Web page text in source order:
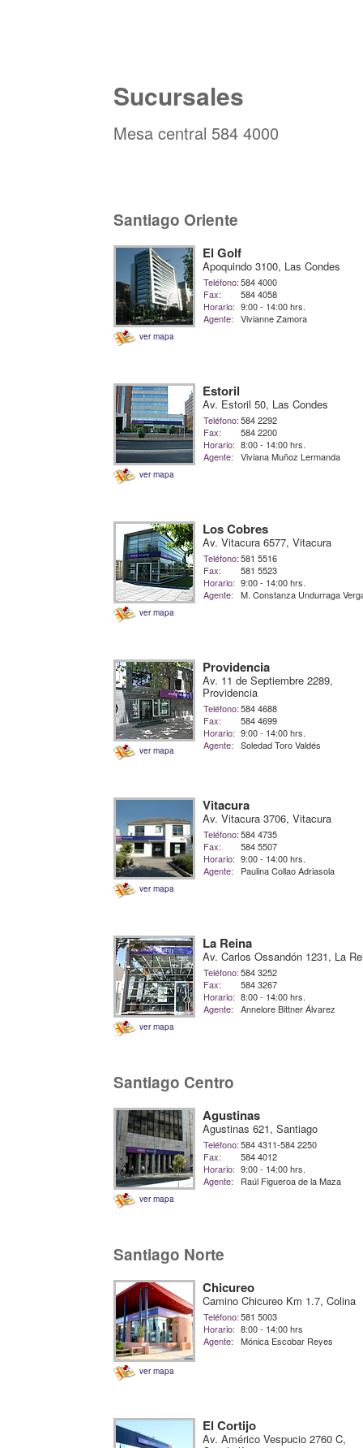
Sucursales
Mesa central 584 4000
Santiago Oriente
ver mapa
El Golf
Apoquindo 3100, Las Condes
Teléfono:584 4000
Fax:
584 4058
Horario: 9:00 - 14:00 hrs.
Agente:
Vivianne Zamora
ver mapa
Estoril
Av. Estoril 50, Las Condes
Teléfono:584 2292
Fax:
584 2200
Horario: 8:00 - 14:00 hrs.
Agente:
Viviana Muñoz Lermanda
ver mapa
Los Cobres
Av. Vitacura 6577, Vitacura
Teléfono:581 5516
Fax:
581 5523
Horario: 9:00 - 14:00 hrs.
Agente:
M. Constanza Undurraga
ver mapa
Providencia
Av. 11 de Septiembre 2289,
Providencia
Teléfono:584 4688
Fax:
584 4699
Horario: 9:00 - 14:00 hrs.
Agente:
Soledad Toro Valdés
ver mapa
Vitacura
Av. Vitacura 3706, Vitacura
Teléfono:584 4735
Fax:
584 5507
Horario: 9:00 - 14:00 hrs.
Agente:
Paulina Collao Adriasola
ver mapa
La Reina
Av. Carlos Ossandón 1231, La
Teléfono:584 3252
Fax:
584 3267
Horario: 8:00 - 14:00 hrs.
Agente:
Annelore Bittner Álvarez
Santiago Centro
ver mapa
Agustinas
Agustinas 621, Santiago
Teléfono:584 4311-584 2250
Fax:
584 4012
Horario: 9:00 - 14:00 hrs.
Agente:
Raúl Figueroa de la Maza
Santiago Norte
ver mapa
Chicureo
Camino Chicureo Km 1.7, Colina
Teléfono:581 5003
Horario: 8:00 - 14:00 hrs
Agente:
Mónica Escobar Reyes
El Cortijo
Av. Américo Vespucio 2760 C,